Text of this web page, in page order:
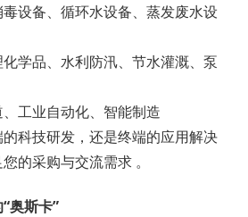
设备、循环水设备、蒸发废水设
学品、水利防汛、节水灌溉、泵
工业自动化、智能制造
科技研发，还是终端的应用解决
的采购与交流需求 。
奥斯卡”